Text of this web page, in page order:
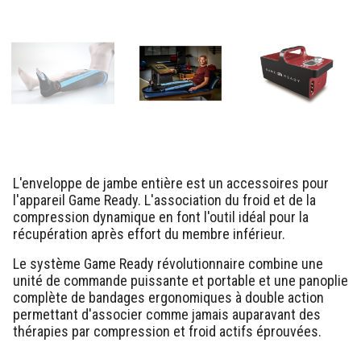
L'enveloppe de jambe entière est un accessoires pour
l'appareil Game Ready. L'association du froid et de la
compression dynamique en font l'outil idéal pour la
récupération après effort du membre inférieur.
Le système Game Ready révolutionnaire combine une
unité de commande puissante et portable et une panoplie
complète de bandages ergonomiques à double action
permettant d'associer comme jamais auparavant des
thérapies par compression et froid actifs éprouvées.